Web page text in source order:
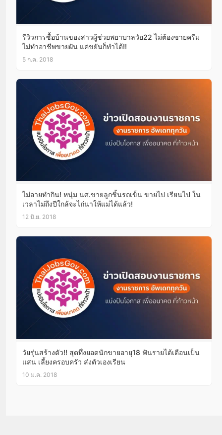
รีวิวการซื้อบ้านของสาวผู้ช่วยพยาบาลวัย22 ไม่ต้องขายครีม
ไม่ทำอาชีพขายฝัน แค่ขยันก็ทำได้!!
5 ก.ค. 2018
ไม่อายทำกิน! หนุ่ม นศ.ขายลูกชิ้นรถเข็น ขายไป เรียนไป ใน
เวลาไม่ถึงปีใกล้จะไถ่นาให้แม่ได้แล้ว!
12 มิ.ย. 2018
วัยรุ่นสร้างตัว!! สุดทึ่งยอดนักขายอายุ18 ฟันรายได้เดือนเป็น
แสน เลี้ยงครอบครัว ส่งตัวเองเรียน
10 ม.ค. 2018